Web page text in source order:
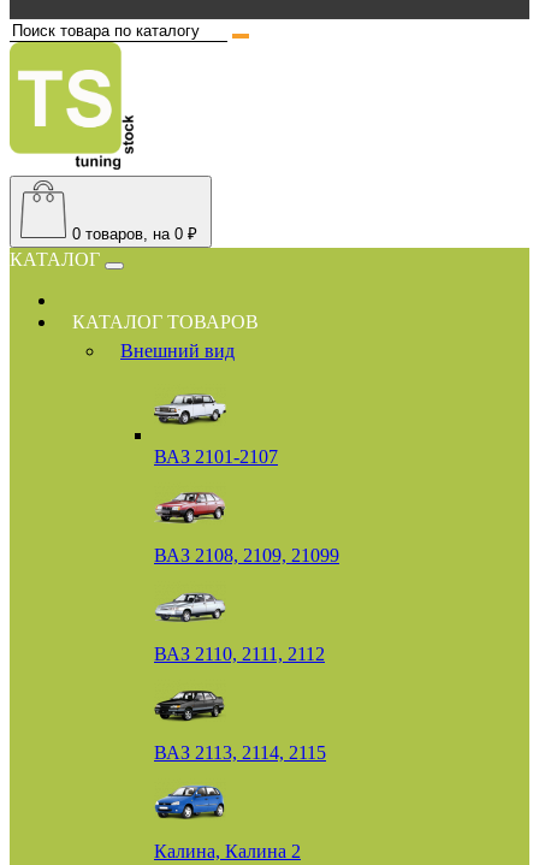
0 товаров, на 0 ₽
КАТАЛОГ
КАТАЛОГ ТОВАРОВ
Внешний вид
ВАЗ 2101-2107
ВАЗ 2108, 2109, 21099
ВАЗ 2110, 2111, 2112
ВАЗ 2113, 2114, 2115
Калина, Калина 2